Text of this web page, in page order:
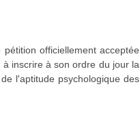
officiellement acceptée
inscrire à son ordre du jour la
l'aptitude psychologique des